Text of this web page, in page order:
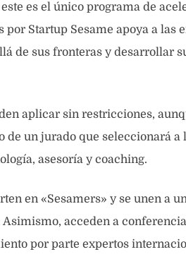
es el único programa de
Startup Sesame apoya a las
de sus fronteras y desarrollar
aplicar sin restricciones,
un jurado que seleccionará a
asesoría y coaching.
en «Sesamers» y se unen a
acceden a
por parte expertos